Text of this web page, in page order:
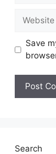
Website
Save
Search